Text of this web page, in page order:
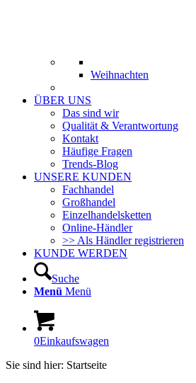
Weihnachten
ÜBER UNS
Das sind wir
Qualität & Verantwortung
Kontakt
Häufige Fragen
Trends-Blog
UNSERE KUNDEN
Fachhandel
Großhandel
Einzelhandelsketten
Online-Händler
>> Als Händler registrieren
KUNDE WERDEN
Suche
Menü Menü
0Einkaufswagen
Sie sind hier: Startseite